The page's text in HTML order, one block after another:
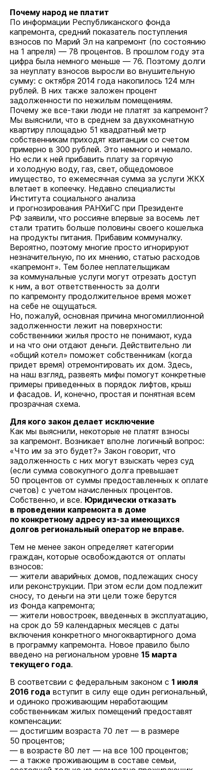
Почему народ не платит
По информации Республиканского фонда
капремонта, средний показатель поступления
взносов по Марий Эл на капремонт (по состоянию
на 1 апреля) — 78 процентов. В прошлом году эта
цифра была немного меньше — 76. Поэтому долги
за неуплату взносов выросли во внушительную
сумму: с октября 2014 года накопилось 124 млн
рублей. В них также заложен процент
задолженности по нежилым помещениям.
Почему же все-таки люди не платят за капремонт?
Мы выяснили, что в среднем за двухкомнатную
квартиру площадью 51 квадратный метр
собственникам приходят квитанции со счетом
примерно в 300 рублей. Это немного и немало.
Но если к ней прибавить плату за горячую
и холодную воду, газ, свет, общедомовое
имущество, то ежемесячная сумма за услуги ЖКХ
влетает в копеечку. Недавно специалисты
Института социального анализа
и прогнозирования РАНХиГС при Президенте
РФ заявили, что россияне впервые за восемь лет
стали тратить больше половины своего кошелька
на продукты питания. Прибавим коммуналку.
Вероятно, поэтому многие просто игнорируют
незначительную, по их мнению, статью расходов
«капремонт». Тем более неплательщикам
за коммунальные услуги могут отрезать доступ
к ним, а вот ответственность за долги
по капремонту продолжительное время может
на себе не ощущаться.
Но, пожалуй, основная причина многомиллионной
задолженности лежит на поверхности:
собственники жилья просто не понимают, куда
и на что они отдают деньги. Действительно ли
«общий котел» поможет собственникам (когда
придет время) отремонтировать их дом. Здесь,
на наш взгляд, развеять мифы помогут конкретные
примеры приведенных в порядок лифтов, крыш
и фасадов. И, конечно, простая и понятная всем
прозрачная схема.
Для кого закон делает исключение
Как мы выяснили, некоторые не платят взносы
за капремонт. Возникает вполне логичный вопрос:
«Что им за это будет?» Закон говорит, что
задолженность с них могут взыскать через суд
(если сумма совокупного долга превышает
50 процентов от суммы предоставленных к оплате
счетов) с учетом начисленных процентов.
Собственно, и все. Юридически отказать
в проведении капремонта в доме
по конкретному адресу из-за имеющихся
долгов региональный оператор не вправе.
Тем не менее закон определяет категории
граждан, которые освобождаются от оплаты
взносов:
— жители аварийных домов, подлежащих сносу
или реконструкции. При этом если дом подлежит
сносу, то деньги на эти цели тоже берутся
из Фонда капремонта;
— жители новостроек, введенных в эксплуатацию,
на срок до 59 календарных месяцев с даты
включения конкретного многоквартирного дома
в программу капремонта. Новое правило было
введено на региональном уровне 15 марта
текущего года.
В соответсвии с федеральным законом с 1 июля
2016 года вступит в силу еще один региональный,
и одиноко проживающим неработающим
собственникам жилых помещений предоставят
компенсации:
— достигшим возраста 70 лет — в размере
50 процентов;
— в возрасте 80 лет — на все 100 процентов;
— а также проживающим в составе семьи,